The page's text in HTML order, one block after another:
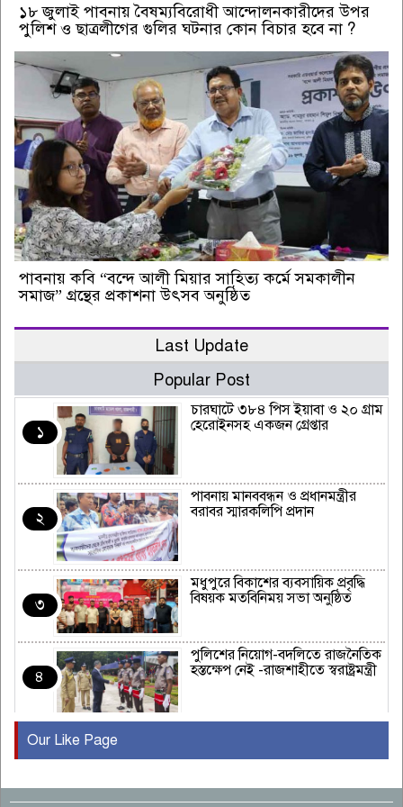
১৮ জুলাই পাবনায় বৈষম্যবিরোধী আন্দোলনকারীদের উপর
পুলিশ ও ছাত্রলীগের গুলির ঘটনার কোন বিচার হবে না ?
পাবনায় কবি “বন্দে আলী মিয়ার সাহিত্য কর্মে সমকালীন
সমাজ” গ্রন্থের প্রকাশনা উৎসব অনুষ্ঠিত
Last Update
Popular Post
১
চারঘাটে ৩৮৪ পিস ইয়াবা ও ২০ গ্রাম
হেরোইনসহ একজন গ্রেপ্তার
২
পাবনায় মানববন্ধন ও প্রধানমন্ত্রীর
বরাবর স্মারকলিপি প্রদান
৩
মধুপুরে বিকাশের ব্যবসায়িক প্রবৃদ্ধি
বিষয়ক মতবিনিময় সভা অনুষ্ঠিত
৪
পুলিশের নিয়োগ-বদলিতে রাজনৈতিক
হস্তক্ষেপ নেই -রাজশাহীতে স্বরাষ্ট্রমন্ত্রী
৫
বছর পূর্তি উদযাপন
Our Like Page